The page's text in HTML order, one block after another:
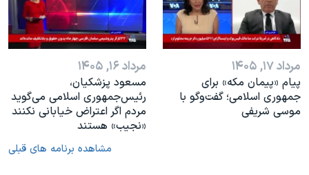
مرداد ۱۷, ۱۴۰۵
پیام «پیمان مکه» برای
جمهوری اسلامی؛ گفت‌وگو با
موسی شریفی
مرداد ۱۶, ۱۴۰۵
مسعود پزشکیان،
رئيس‌جمهوری اسلامی می‌گوید
مردم اگر اعتراض خیابانی نکنند
«نجیب» هستند
مشاهده برنامه های قبلی